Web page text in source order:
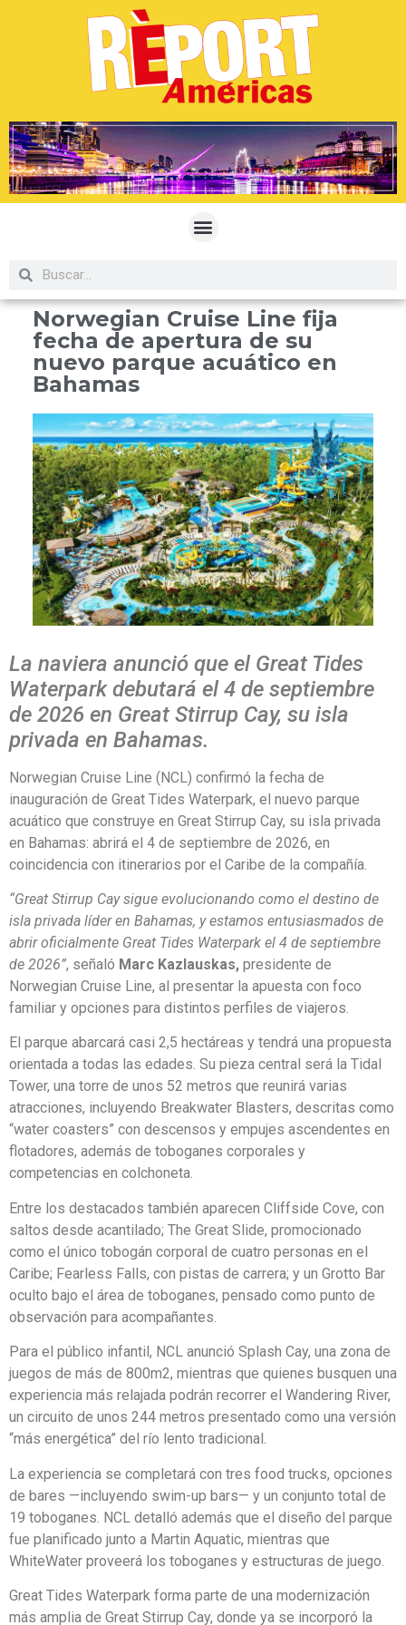
Norwegian Cruise Line fija
fecha de apertura de su
nuevo parque acuático en
Bahamas
La naviera anunció que el Great Tides
Waterpark debutará el 4 de septiembre
de 2026 en Great Stirrup Cay, su isla
privada en Bahamas.
Norwegian Cruise Line (NCL) confirmó la fecha de
inauguración de Great Tides Waterpark, el nuevo parque
acuático que construye en Great Stirrup Cay, su isla privada
en Bahamas: abrirá el 4 de septiembre de 2026, en
coincidencia con itinerarios por el Caribe de la compañía.
“Great Stirrup Cay sigue evolucionando como el destino de
isla privada líder en Bahamas, y estamos entusiasmados de
abrir oficialmente Great Tides Waterpark el 4 de septiembre
de 2026”, señaló Marc Kazlauskas, presidente de
Norwegian Cruise Line, al presentar la apuesta con foco
familiar y opciones para distintos perfiles de viajeros.
El parque abarcará casi 2,5 hectáreas y tendrá una propuesta
orientada a todas las edades. Su pieza central será la Tidal
Tower, una torre de unos 52 metros que reunirá varias
atracciones, incluyendo Breakwater Blasters, descritas como
“water coasters” con descensos y empujes ascendentes en
flotadores, además de toboganes corporales y
competencias en colchoneta.
Entre los destacados también aparecen Cliffside Cove, con
saltos desde acantilado; The Great Slide, promocionado
como el único tobogán corporal de cuatro personas en el
Caribe; Fearless Falls, con pistas de carrera; y un Grotto Bar
oculto bajo el área de toboganes, pensado como punto de
observación para acompañantes.
Para el público infantil, NCL anunció Splash Cay, una zona de
juegos de más de 800m2, mientras que quienes busquen una
experiencia más relajada podrán recorrer el Wandering River,
un circuito de unos 244 metros presentado como una versión
“más energética” del río lento tradicional.
La experiencia se completará con tres food trucks, opciones
de bares —incluyendo swim-up bars— y un conjunto total de
19 toboganes. NCL detalló además que el diseño del parque
fue planificado junto a Martin Aquatic, mientras que
WhiteWater proveerá los toboganes y estructuras de juego.
Great Tides Waterpark forma parte de una modernización
más amplia de Great Stirrup Cay, donde ya se incorporó la